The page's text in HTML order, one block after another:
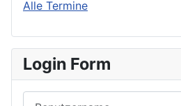
Alle Termine
Login Form